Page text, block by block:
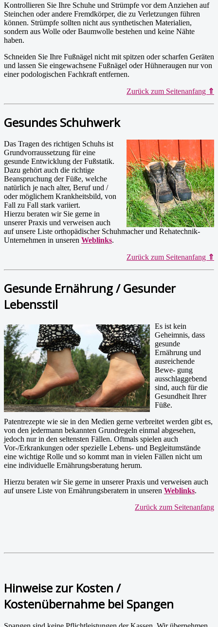
Kontrollieren Sie Ihre Schuhe und Strümpfe vor dem Anziehen auf
Steinchen oder andere Fremdkörper, die zu Verletzungen führen
können. Strümpfe sollten nicht aus synthetischen Materialien,
sondern aus Wolle oder Baumwolle bestehen und keine Nähte
haben.
Schneiden Sie Ihre Fußnägel nicht mit spitzen oder scharfen Geräten
und lassen Sie eingewachsene Fußnägel oder Hühneraugen nur von
einer podologischen Fachkraft entfernen.
Zurück zum Seitenanfang ⇑
Gesundes Schuhwerk
Das Tragen des richtigen Schuhs ist
Grundvorraussetzung für eine
gesunde Entwicklung der Fußstatik.
Dazu gehört auch die richtige
Beanspruchung der Füße, welche
natürlich je nach alter, Beruf und /
oder möglichem Krankheitsbild, von
Fall zu Fall stark variiert.
Hierzu beraten wir Sie gerne in
unserer Praxis und verweisen auch
auf unsere Liste orthopädischer Schuhmacher und Rehatechnik-
Unternehmen in unseren Weblinks.
Zurück zum Seitenanfang ⇑
Gesunde Ernährung / Gesunder
Lebensstil
Es ist kein
Geheimnis, dass
gesunde
Ernährung und
ausreichende
Bewe- gung
ausschlaggebend
sind, auch für die
Gesundheit Ihrer
Füße.
Patentrezepte wie sie in den Medien gerne verbreitet werden gibt es,
von den jedermann bekannten Grundregeln einmal abgesehen,
jedoch nur in den seltensten Fällen. Oftmals spielen auch
Vor-/Erkrankungen oder spezielle Lebens- und Begleitumstände
eine wichtige Rolle und so kommt man in vielen Fällen nicht um
eine individuelle Ernährungsberatung herum.
Hierzu beraten wir Sie gerne in unserer Praxis und verweisen auch
auf unsere Liste von Ernährungsberatern in unseren Weblinks.
Zurück zum Seitenanfang
Hinweise zur Kosten /
Kostenübernahme bei Spangen